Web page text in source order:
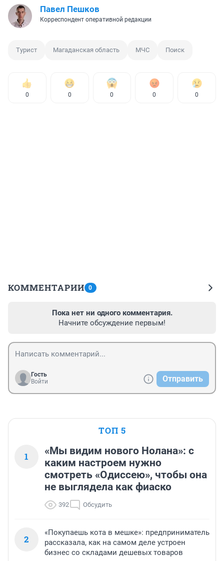
Павел Пешков
Корреспондент оперативной редакции
Турист Магаданская область МЧС Поиск
0 0 0 0 0
КОММЕНТАРИИ 0
Пока нет ни одного комментария.
Начните обсуждение первым!
Гость
Войти
Отправить
ТОП 5
1
«Мы видим нового Нолана»: с
каким настроем нужно
смотреть «Одиссею», чтобы она
не выглядела как фиаско
392 Обсудить
2
«Покупаешь кота в мешке»: предприниматель
рассказала, как на самом деле устроен
бизнес со складами дешевых товаров